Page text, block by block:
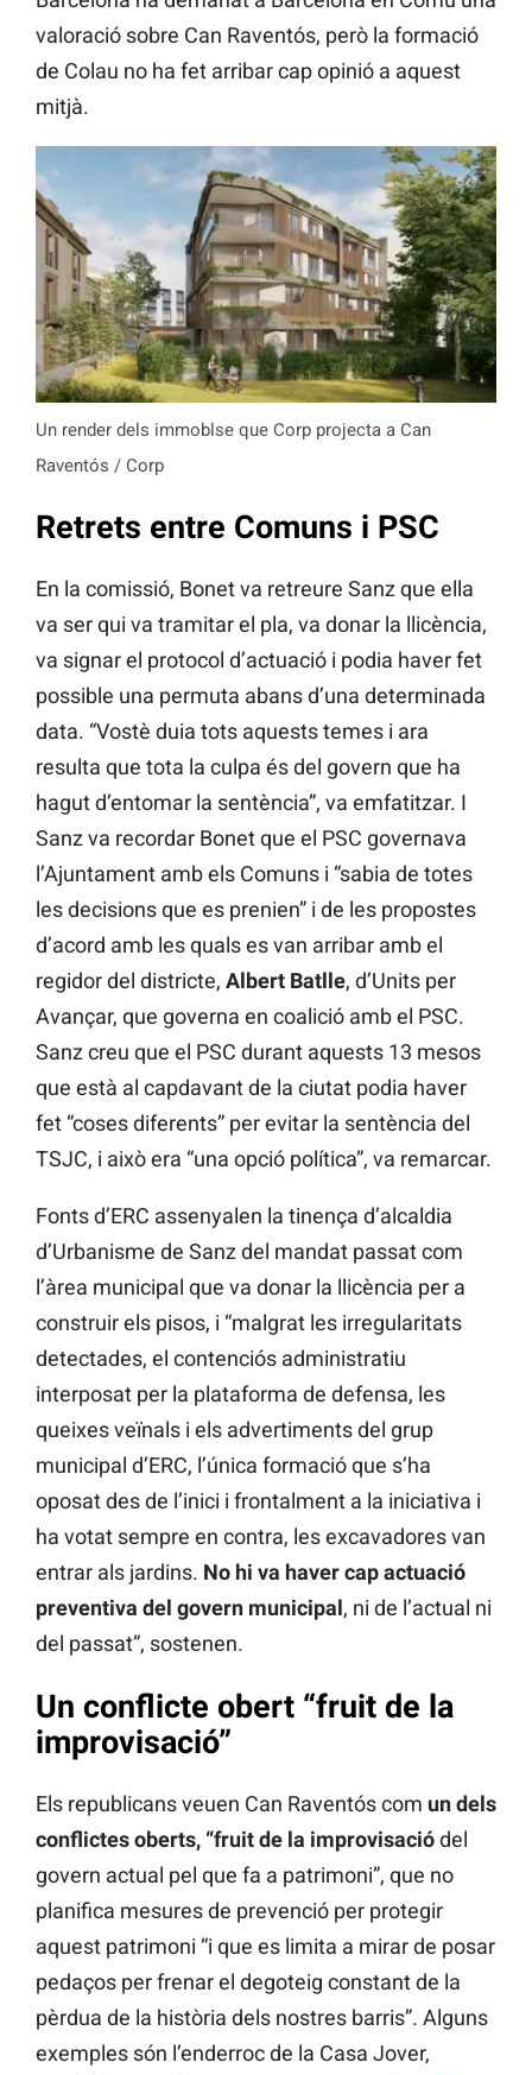
valoració sobre Can Raventós, però la formació
de Colau no ha fet arribar cap opinió a aquest
mitjà.
Un render dels immoblse que Corp projecta a Can
Raventós / Corp
Retrets entre Comuns i PSC
En la comissió, Bonet va retreure Sanz que ella
va ser qui va tramitar el pla, va donar la llicència,
va signar el protocol d’actuació i podia haver fet
possible una permuta abans d’una determinada
data. “Vostè duia tots aquests temes i ara
resulta que tota la culpa és del govern que ha
hagut d’entomar la sentència”, va emfatitzar. I
Sanz va recordar Bonet que el PSC governava
l’Ajuntament amb els Comuns i “sabia de totes
les decisions que es prenien” i de les propostes
d’acord amb les quals es van arribar amb el
regidor del districte, Albert Batlle, d’Units per
Avançar, que governa en coalició amb el PSC.
Sanz creu que el PSC durant aquests 13 mesos
que està al capdavant de la ciutat podia haver
fet “coses diferents” per evitar la sentència del
TSJC, i això era “una opció política”, va remarcar.
Fonts d’ERC assenyalen la tinença d’alcaldia
d’Urbanisme de Sanz del mandat passat com
l’àrea municipal que va donar la llicència per a
construir els pisos, i “malgrat les irregularitats
detectades, el contenciós administratiu
interposat per la plataforma de defensa, les
queixes veïnals i els advertiments del grup
municipal d’ERC, l’única formació que s’ha
oposat des de l’inici i frontalment a la iniciativa i
ha votat sempre en contra, les excavadores van
entrar als jardins. No hi va haver cap actuació
preventiva del govern municipal, ni de l’actual ni
del passat”, sostenen.
Un conflicte obert “fruit de la
improvisació”
Els republicans veuen Can Raventós com un dels
conflictes oberts, “fruit de la improvisaciódel
govern actual pel que fa a patrimoni”, que no
planifica mesures de prevenció per protegir
aquest patrimoni “i que es limita a mirar de posar
pedaços per frenar el degoteig constant de la
pèrdua de la història dels nostres barris”. Alguns
exemples són l’enderroc de la Casa Jover,